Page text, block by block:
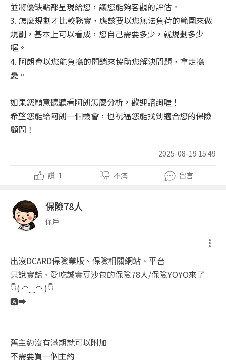
並將優缺點都呈現給您，讓您能夠客觀的評估。
3. 怎麼規劃才比較務實，應該要以您無法負荷的範圍來做
規劃，基本上可以看成，您自己需要多少，就規劃多少
喔。
4. 阿朗會以您能負擔的開銷來協助您解決問題，拿走擔
憂。
如果您願意聽聽看阿朗怎麼分析，歡迎諮詢喔！
希望您能給阿朗一個機會，也祝福您能找到適合您的保險
顧問！
2025-08-19 15:49
讚 1 不滿 留言
保險78人
保戶
出沒DCARD保險業版、保險相關網站、平台
只說實話、愛吃誠實豆沙包的保險78人/保險YOYO來了
👇( ◠‿◠ )👇
🅰️➡️
舊主約沒有滿期就可以附加
不需要買一個主約